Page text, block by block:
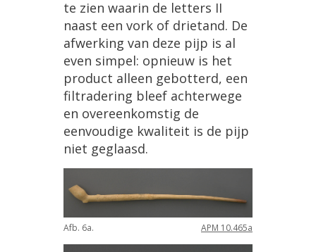
te zien waarin de letters II
naast een vork of drietand. De
afwerking van deze pijp is al
even simpel: opnieuw is het
product alleen gebotterd, een
filtradering bleef achterwege
en overeenkomstig de
eenvoudige kwaliteit is de pijp
niet geglaasd.
Afb. 6a. APM 10.465a